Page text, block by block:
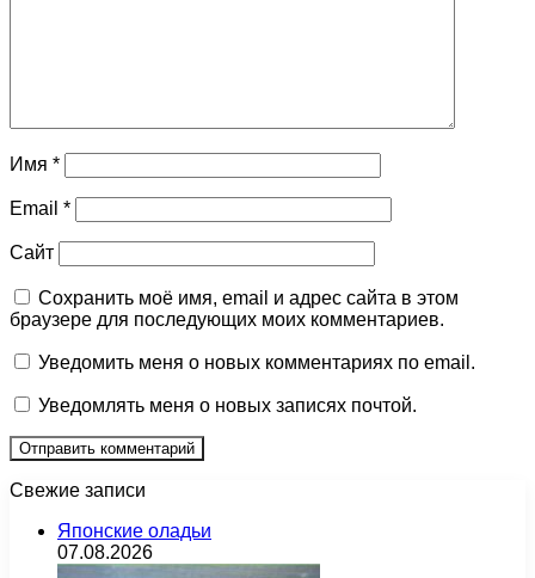
Имя *
Email *
Сайт
Сохранить моё имя, email и адрес сайта в этом
браузере для последующих моих комментариев.
Уведомить меня о новых комментариях по email.
Уведомлять меня о новых записях почтой.
Свежие записи
Японские оладьи
07.08.2026